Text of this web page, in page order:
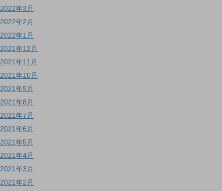
2022年3月
2022年2月
2022年1月
2021年12月
2021年11月
2021年10月
2021年9月
2021年8月
2021年7月
2021年6月
2021年5月
2021年4月
2021年3月
2021年2月